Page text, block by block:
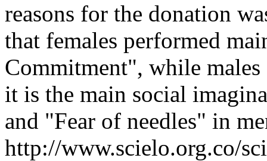
reasons for the donation
that females performed
Commitment", while
it is the main social
and "Fear of needles" in
http://www.scielo.org.co/